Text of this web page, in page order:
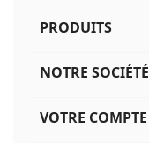
PRODUITS
NOTRE SOCIÉTÉ
VOTRE COMPTE